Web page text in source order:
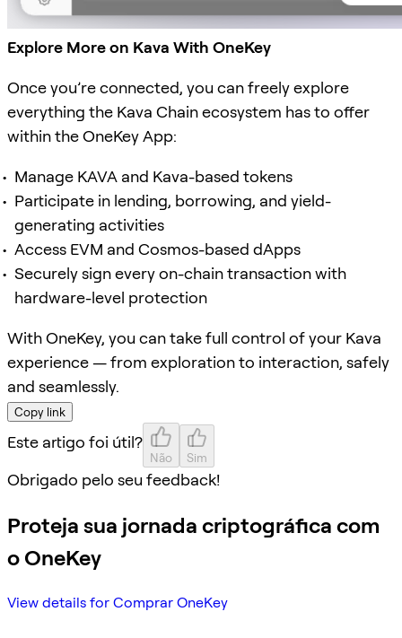
Explore More on Kava With OneKey
Once you’re connected, you can freely explore
everything the Kava Chain ecosystem has to offer
within the OneKey App:
Manage KAVA and Kava-based tokens
Participate in lending, borrowing, and yield-
generating activities
Access EVM and Cosmos-based dApps
Securely sign every on-chain transaction with
hardware-level protection
With OneKey, you can take full control of your Kava
experience — from exploration to interaction, safely
and seamlessly.
Copy link
Este artigo foi útil?
Não Sim
Obrigado pelo seu feedback!
Proteja sua jornada criptográfica com
o OneKey
View details for Comprar OneKey